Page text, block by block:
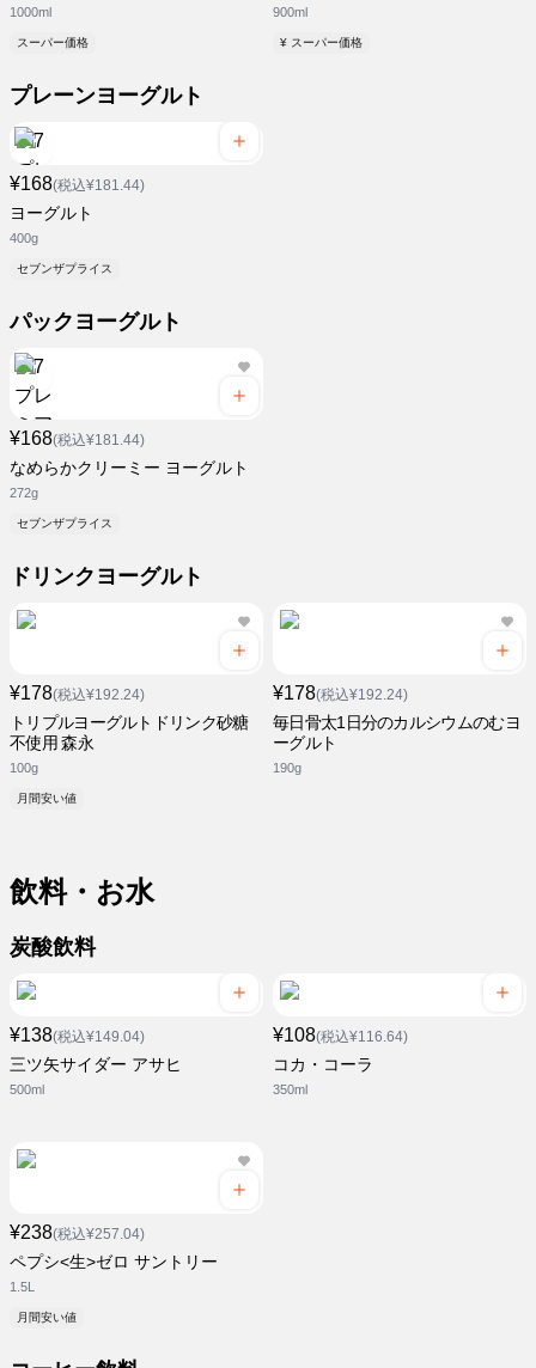
1000ml
スーパー価格
900ml
¥ スーパー価格
プレーンヨーグルト
¥168(税込¥181.44)
ヨーグルト
400g
セブンザプライス
パックヨーグルト
¥168(税込¥181.44)
なめらかクリーミー ヨーグルト
272g
セブンザプライス
ドリンクヨーグルト
¥178(税込¥192.24)
トリプルヨーグルトドリンク砂糖
不使用 森永
100g
月間安い値
¥178(税込¥192.24)
毎日骨太1日分のカルシウムのむヨ
ーグルト
190g
飲料・お水
炭酸飲料
¥138(税込¥149.04)
三ツ矢サイダー アサヒ
500ml
¥108(税込¥116.64)
コカ・コーラ
350ml
¥238(税込¥257.04)
ペプシ<生>ゼロ サントリー
1.5L
月間安い値